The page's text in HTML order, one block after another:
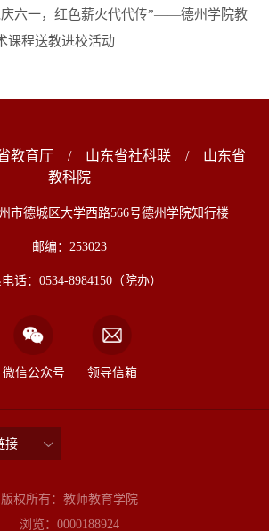
庆六一，红色薪火代代传”——德州学院教
课程送教进校活动
教育厅 / 山东省社科联 /
山东省
教科院
市德城区大学西路566号德州学院知行楼
邮编：253023
话：0534-8984150（院办）
微信公众号 领导信箱
接
版权所有：教师教育学院
浏览： 0000188924